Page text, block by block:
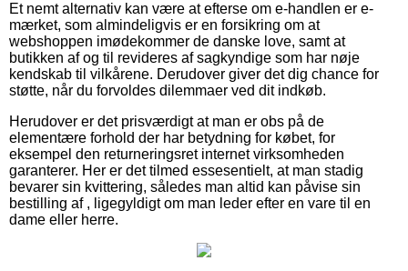
Et nemt alternativ kan være at efterse om e-handlen er e-
mærket, som almindeligvis er en forsikring om at
webshoppen imødekommer de danske love, samt at
butikken af og til revideres af sagkyndige som har nøje
kendskab til vilkårene. Derudover giver det dig chance for
støtte, når du forvoldes dilemmaer ved dit indkøb.
Herudover er det prisværdigt at man er obs på de
elementære forhold der har betydning for købet, for
eksempel den returneringsret internet virksomheden
garanterer. Her er det tilmed essesentielt, at man stadig
bevarer sin kvittering, således man altid kan påvise sin
bestilling af , ligegyldigt om man leder efter en vare til en
dame eller herre.